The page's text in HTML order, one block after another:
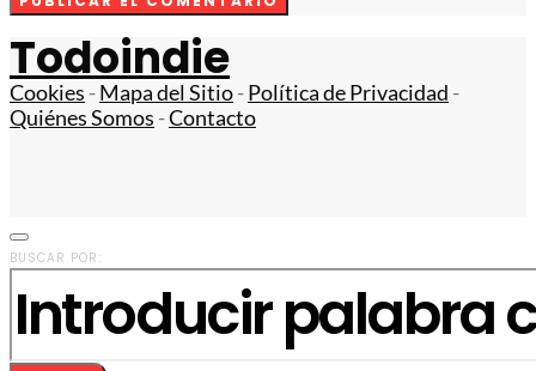
Todoindie
Cookies -Mapa del Sitio-Política de Privacidad -
Quiénes Somos -Contacto
BUSCAR POR: